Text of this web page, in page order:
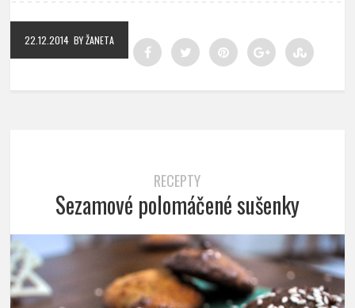
22.12.2014 BY ŽANETA
RECEPTY
Sezamové polomáčené sušenky